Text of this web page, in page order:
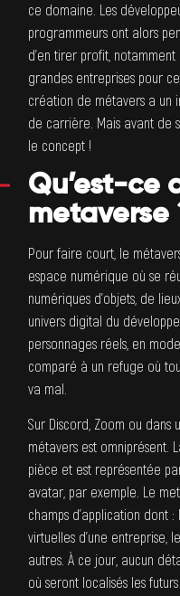
ce domaine. Les
programmeurs ont alors
d’en tirer profit,
grandes entreprises pour
création de métavers a un
de carrière. Mais avant de
le concept !
Qu’est-ce
metaverse
Pour faire court, le
espace numérique où se
numériques d’objets, de
univers digital du
personnages réels, en
comparé à un refuge où
va mal.
Sur Discord, Zoom ou dans
métavers est omniprésent.
pièce et est représentée
avatar, par exemple. Le
champs d’application dont
virtuelles d’une entreprise,
autres. À ce jour, aucun
où seront localisés les